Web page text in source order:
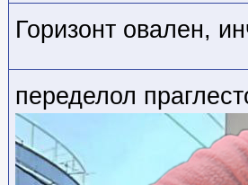
Горизонт овален,
переделол